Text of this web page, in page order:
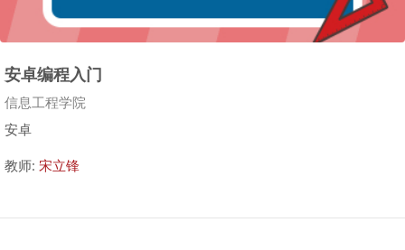
安卓编程入门
课程类别
信息工程学院
安卓
教师: 宋立锋